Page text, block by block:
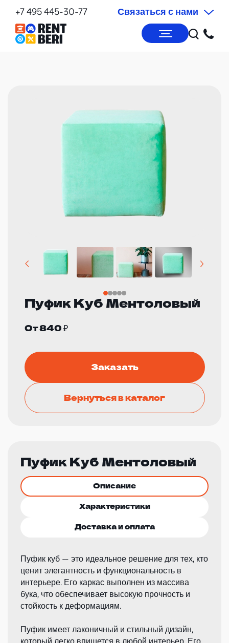
+7 495 445-30-77 Связаться с нами
Пуфик Куб Ментоловый
От 840 ₽
Заказать
Вернуться в каталог
Пуфик Куб Ментоловый
Описание
Характеристики
Доставка и оплата
Пуфик куб — это идеальное решение для тех, кто
ценит элегантность и функциональность в
интерьере. Его каркас выполнен из массива
бука, что обеспечивает высокую прочность и
стойкость к деформациям.
Пуфик имеет лаконичный и стильный дизайн,
который легко впишется в любой интерьер. Его